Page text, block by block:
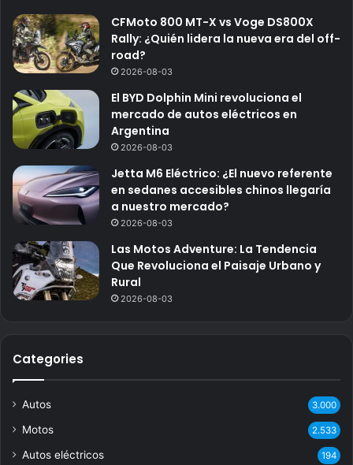
CFMoto 800 MT-X vs Voge DS800X
Rally: ¿Quién lidera la nueva era del off-
road?
2026-08-03
El BYD Dolphin Mini revoluciona el
mercado de autos eléctricos en
Argentina
2026-08-03
Jetta M6 Eléctrico: ¿El nuevo referente
en sedanes accesibles chinos llegaría
a nuestro mercado?
2026-08-03
Las Motos Adventure: La Tendencia
Que Revoluciona el Paisaje Urbano y
Rural
2026-08-03
Categories
Autos 3.000
Motos 2.533
Autos eléctricos 194